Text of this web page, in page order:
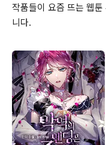
작품들이 요즘 뜨는 웹
니다.